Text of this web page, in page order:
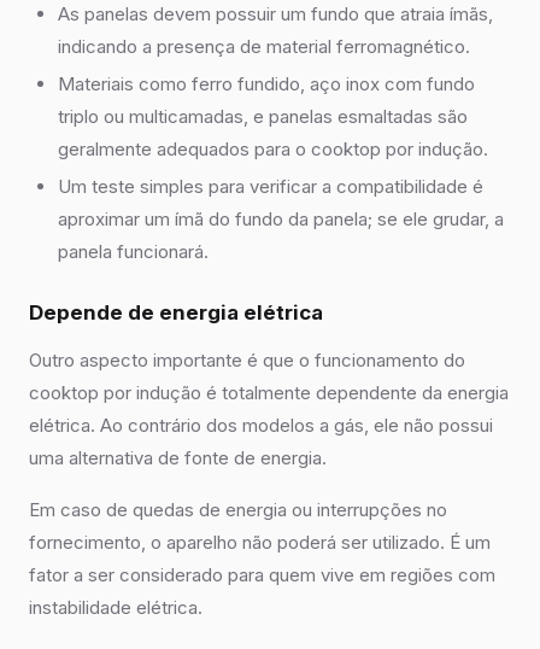
As panelas devem possuir um fundo que atraia ímãs,
indicando a presença de material ferromagnético.
Materiais como ferro fundido, aço inox com fundo
triplo ou multicamadas, e panelas esmaltadas são
geralmente adequados para o cooktop por indução.
Um teste simples para verificar a compatibilidade é
aproximar um ímã do fundo da panela; se ele grudar, a
panela funcionará.
Depende de energia elétrica
Outro aspecto importante é que o funcionamento do
cooktop por indução é totalmente dependente da energia
elétrica. Ao contrário dos modelos a gás, ele não possui
uma alternativa de fonte de energia.
Em caso de quedas de energia ou interrupções no
fornecimento, o aparelho não poderá ser utilizado. É um
fator a ser considerado para quem vive em regiões com
instabilidade elétrica.